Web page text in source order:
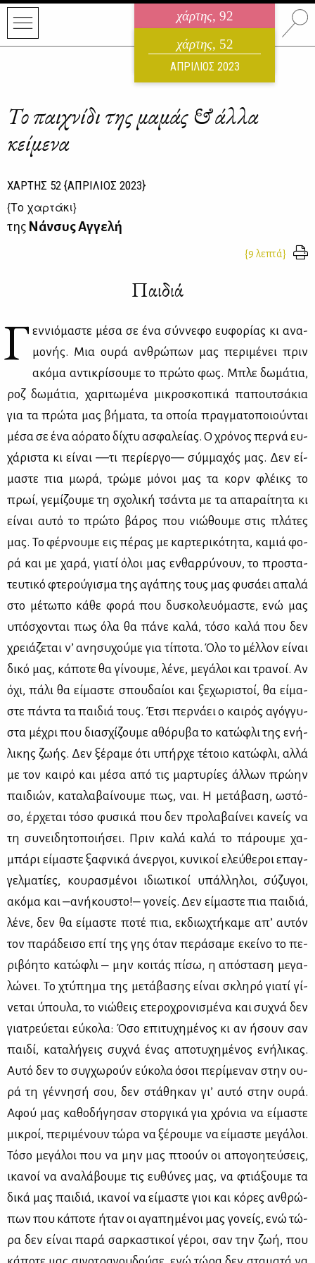
χάρτης, 92
ηλεκτρονικό περιοδικό
ΑΥΓΟΥΣΤΟΣ 2026
χάρτης, 52
ΑΠΡΙΛΙΟΣ 2023
Το παιχνίδι της μαμάς & άλλα
κείμενα
ΧΑΡΤΗΣ 52 {ΑΠΡΙΛΙΟΣ 2023}
{Το χαρτάκι}
της Νάνσυς Αγγελή
{9 λεπτά}
Παιδιά
Γ εν­νιό­μα­στε μέ­σα σε ένα σύν­νε­φο ευ­φο­ρί­ας κι ανα­
μο­νής. Μια ου­ρά αν­θρώ­πων μας πε­ρι­μέ­νει πριν
ακό­μα αντι­κρί­σου­με το πρώ­το φως. Μπλε δω­μά­τια,
ροζ δω­μά­τια, χα­ρι­τω­μέ­να μι­κρο­σκο­πι­κά πα­που­τσά­κια
για τα πρώ­τα μας βή­μα­τα, τα οποία πραγ­μα­το­ποιού­νται
μέ­σα σε ένα αό­ρα­το δί­χτυ ασφα­λεί­ας. Ο χρό­νος περ­νά ευ­
χά­ρι­στα κι εί­ναι ―τι πε­ρί­ερ­γο― σύμ­μα­χός μας. Δεν εί­
μα­στε πια μω­ρά, τρώ­με μό­νοι μας τα κορν φλέικς το
πρωί, γε­μί­ζου­με τη σχο­λι­κή τσά­ντα με τα απα­ραί­τη­τα κι
εί­ναι αυ­τό το πρώ­το βά­ρος που νιώ­θου­με στις πλά­τες
μας. Το φέρ­νου­με εις πέ­ρας με καρ­τε­ρι­κό­τη­τα, κα­μιά φο­
ρά και με χα­ρά, για­τί όλοι μας εν­θαρ­ρύ­νουν, το προ­στα­
τευ­τι­κό φτε­ρού­γι­σμα της αγά­πης τους μας φυ­σά­ει απα­λά
στο μέ­τω­πο κά­θε φο­ρά που δυ­σκο­λευό­μα­στε, ενώ μας
υπό­σχο­νται πως όλα θα πά­νε κα­λά, τό­σο κα­λά που δεν
χρειά­ζε­ται ν’ ανη­συ­χού­με για τί­πο­τα. Όλο το μέλ­λον εί­ναι
δι­κό μας, κά­πο­τε θα γί­νου­με, λέ­νε, με­γά­λοι και τρα­νοί. Αν
όχι, πά­λι θα εί­μα­στε σπου­δαί­οι και ξε­χω­ρι­στοί, θα εί­μα­
στε πά­ντα τα παι­διά τους. Έτσι περ­νά­ει ο και­ρός αγόγ­γυ­
στα μέ­χρι που δια­σχί­ζου­με αθό­ρυ­βα το κα­τώ­φλι της ενή­
λι­κης ζω­ής. Δεν ξέ­ρα­με ότι υπήρ­χε τέ­τοιο κα­τώ­φλι, αλ­λά
με τον και­ρό και μέ­σα από τις μαρ­τυ­ρί­ες άλ­λων πρώ­ην
παι­διών, κα­τα­λα­βαί­νου­με πως, ναι. Η με­τά­βα­ση, ωστό­
σο, έρ­χε­ται τό­σο φυ­σι­κά που δεν προ­λα­βαί­νει κα­νείς να
τη συ­νει­δη­το­ποι­ή­σει. Πριν κα­λά κα­λά το πά­ρου­με χα­
μπά­ρι εί­μα­στε ξαφ­νι­κά άνερ­γοι, κυ­νι­κοί ελεύ­θε­ροι επαγ­
γελ­μα­τί­ες, κου­ρα­σμέ­νοι ιδιω­τι­κοί υπάλ­λη­λοι, σύ­ζυ­γοι,
ακό­μα και ‒ανή­κου­στο!‒ γο­νείς. Δεν εί­μα­στε πια παι­διά,
λέ­νε, δεν θα εί­μα­στε πο­τέ πια, εκ­διω­χτή­κα­με απ’ αυ­τόν
τον πα­ρά­δει­σο επί της γης όταν πε­ρά­σα­με εκεί­νο το πε­
ρι­βό­η­το κα­τώ­φλι ‒ μην κοι­τάς πί­σω, η από­στα­ση με­γα­
λώ­νει. Το χτύ­πη­μα της με­τά­βα­σης εί­ναι σκλη­ρό για­τί γί­
νε­ται ύπου­λα, το νιώ­θεις ετε­ρο­χρο­νι­σμέ­να και συ­χνά δεν
για­τρεύ­ε­ται εύ­κο­λα: Όσο επι­τυ­χη­μέ­νος κι αν ήσουν σαν
παι­δί, κα­τα­λή­γεις συ­χνά ένας απο­τυ­χη­μέ­νος ενή­λι­κας.
Αυ­τό δεν το συγ­χω­ρούν εύ­κο­λα όσοι πε­ρί­με­ναν στην ου­
ρά τη γέν­νη­σή σου, δεν στά­θη­καν γι’ αυ­τό στην ου­ρά.
Αφού μας κα­θο­δή­γη­σαν στορ­γι­κά για χρό­νια να εί­μα­στε
μι­κροί, πε­ρι­μέ­νουν τώ­ρα να ξέ­ρου­με να εί­μα­στε με­γά­λοι.
Τό­σο με­γά­λοι που να μην μας πτο­ούν οι απο­γοη­τεύ­σεις,
ικα­νοί να ανα­λά­βου­με τις ευ­θύ­νες μας, να φτιά­ξου­με τα
δι­κά μας παι­διά, ικα­νοί να εί­μα­στε γιοι και κό­ρες αν­θρώ­
πων που κά­πο­τε ήταν οι αγα­πη­μέ­νοι μας γο­νείς, ενώ τώ­
ρα δεν εί­ναι πα­ρά σαρ­κα­στι­κοί γέ­ροι, σαν την ζωή, που